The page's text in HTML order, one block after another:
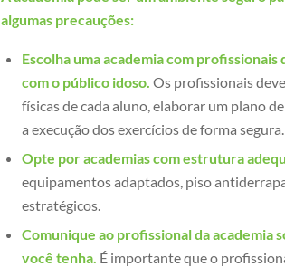
algumas precauções:
Escolha uma academia com
com o público idoso. Os profissionais
físicas de cada aluno, elaborar um plano
a execução dos exercícios de forma segura.
Opte por academias com estrutura
equipamentos adaptados, piso
estratégicos.
Comunique ao profissional da academia
você tenha. É importante que o